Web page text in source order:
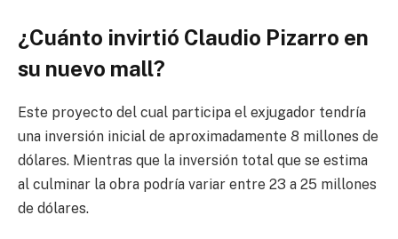
¿Cuánto invirtió Claudio Pizarro en
su nuevo mall?
Este proyecto del cual participa el exjugador tendría
una inversión inicial de aproximadamente 8 millones de
dólares. Mientras que la inversión total que se estima
al culminar la obra podría variar entre 23 a 25 millones
de dólares.